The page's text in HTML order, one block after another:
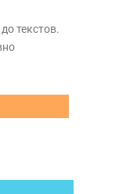
текстов.